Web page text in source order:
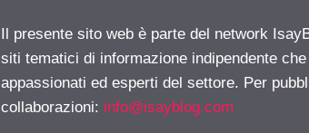
Il presente sito web è parte del network
siti tematici di informazione indipendente
appassionati ed esperti del settore. Per
collaborazioni: info@isayblog.com